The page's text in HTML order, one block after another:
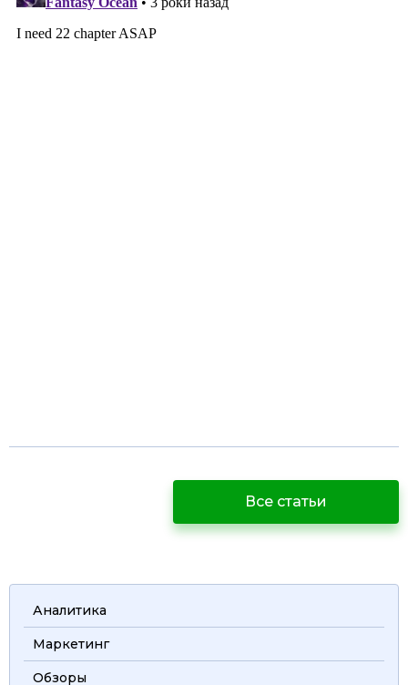
Все статьи
Аналитика
Маркетинг
Обзоры